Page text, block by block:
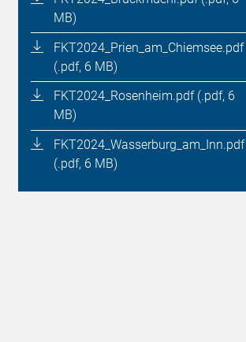
MB)
FKT2024_Prien_am_Chiemsee.pdf
(.pdf, 6 MB)
FKT2024_Rosenheim.pdf (.pdf, 6
MB)
FKT2024_Wasserburg_am_Inn.pdf
(.pdf, 6 MB)